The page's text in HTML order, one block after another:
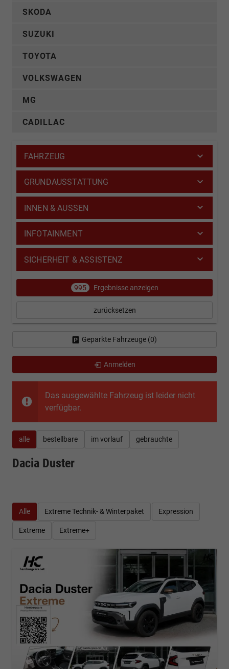
Das ausgewählte Fahrzeug ist leider nicht
verfügbar.
alle bestellbare im vorlauf gebrauchte
Dacia Duster
Alle Extreme Technik- & Winterpaket Expression
Extreme Extreme+
SKODA
SUZUKI
TOYOTA
VOLKSWAGEN
MG
CADILLAC
FAHRZEUG
GRUNDAUSSTATTUNG
INNEN & AUSSEN
INFOTAINMENT
SICHERHEIT & ASSISTENZ
995 Ergebnisse anzeigen
zurücksetzen
Geparkte Fahrzeuge (0)
Anmelden